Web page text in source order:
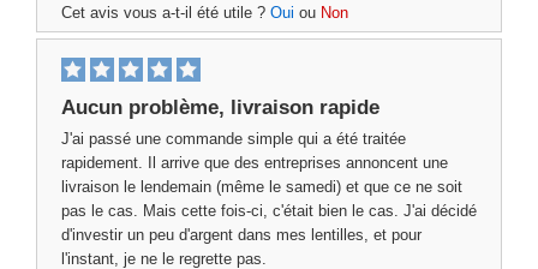
Cet avis vous a-t-il été utile ? Oui ou Non
Aucun problème, livraison rapide
J'ai passé une commande simple qui a été traitée
rapidement. Il arrive que des entreprises annoncent une
livraison le lendemain (même le samedi) et que ce ne soit
pas le cas. Mais cette fois-ci, c'était bien le cas. J'ai décidé
d'investir un peu d'argent dans mes lentilles, et pour
l'instant, je ne le regrette pas.